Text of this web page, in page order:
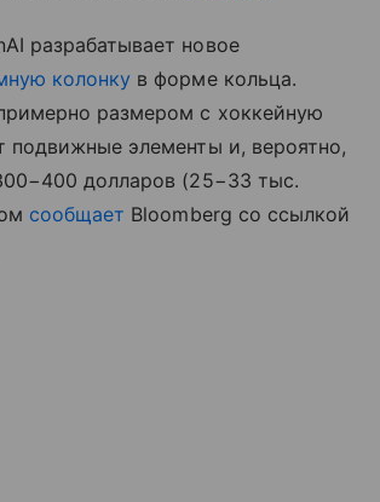
разрабатывает новое
колонку в форме кольца.
размером с хоккейную
подвижные элементы и, вероятно,
долларов (25−33 тыс.
сообщает Bloomberg со ссылкой